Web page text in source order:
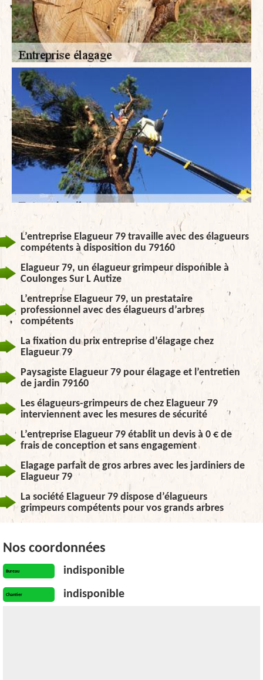
L’entreprise Elagueur 79 travaille avec des élagueurs
compétents à disposition du 79160
Elagueur 79, un élagueur grimpeur disponible à
Coulonges Sur L Autize
L’entreprise Elagueur 79, un prestataire
professionnel avec des élagueurs d’arbres
compétents
La fixation du prix entreprise d’élagage chez
Elagueur 79
Paysagiste Elagueur 79 pour élagage et l’entretien
de jardin 79160
Les élagueurs-grimpeurs de chez Elagueur 79
interviennent avec les mesures de sécurité
L’entreprise Elagueur 79 établit un devis à 0 € de
frais de conception et sans engagement
Elagage parfait de gros arbres avec les jardiniers de
Elagueur 79
La société Elagueur 79 dispose d’élagueurs
grimpeurs compétents pour vos grands arbres
Nos coordonnées
Bureau indisponible
Chantier indisponible